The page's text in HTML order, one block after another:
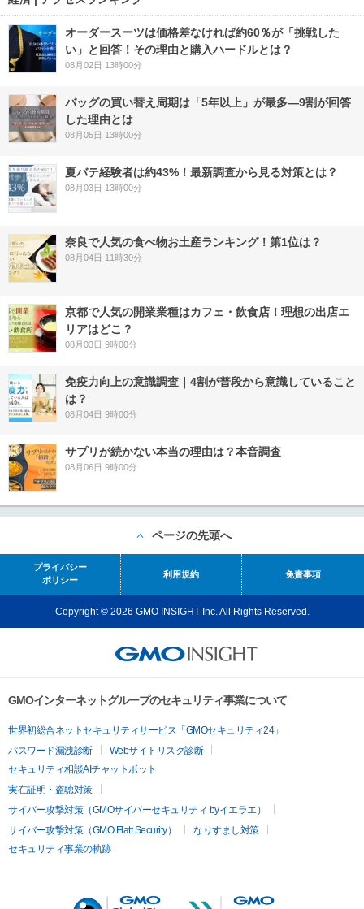
オーダースーツは価格差なければ約60％が「挑戦した
い」と回答！その理由と購入ハードルとは？
08月02日 13時00分
バッグの買い替え周期は「5年以上」が最多―9割が回答
した理由とは
08月05日 13時00分
夏バテ経験者は約43%！最新調査から見る対策とは？
08月03日 13時00分
奈良で人気の食べ物お土産ランキング！第1位は？
08月04日 11時30分
京都で人気の開業業種はカフェ・飲食店！理想の出店エ
リアはどこ？
08月03日 9時00分
免疫力向上の意識調査｜4割が普段から意識していること
は？
08月04日 9時00分
サプリが続かない本当の理由は？本音調査
08月06日 9時00分
ページの先頭へ
プライバシー
ポリシー
利用規約 免責事項
Copyright © 2026 GMO INSIGHT Inc. All Rights Reserved.
GMOインターネットグループのセキュリティ事業について
世界初総合ネットセキュリティサービス「GMOセキュリティ24」
パスワード漏洩診断
Webサイトリスク診断
セキュリティ相談AIチャットボット
実在証明・盗聴対策
サイバー攻撃対策（GMOサイバーセキュリティ byイエラエ）
サイバー攻撃対策（GMO Flatt Security）
なりすまし対策
セキュリティ事業の軌跡